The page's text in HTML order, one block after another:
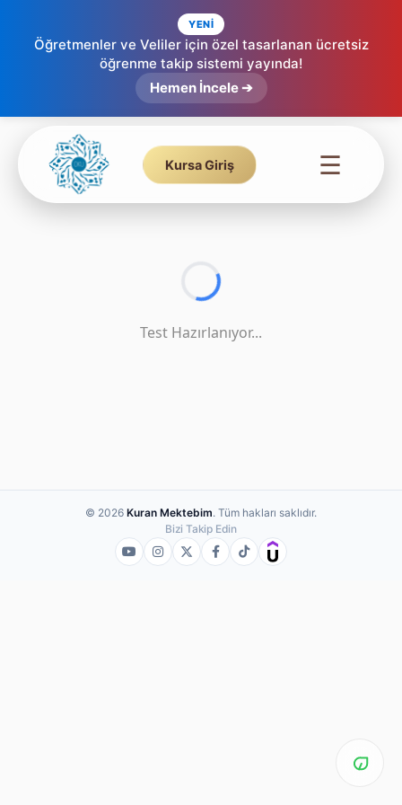
YENİ
Öğretmenler ve Veliler için özel tasarlanan ücretsiz
öğrenme takip sistemi yayında!
Hemen İncele ➔
Kursa Giriş ☰
Tecvid Testi - Tenvin & Sakin Nun -
10
Test Hazırlanıyor...
© 2026 Kuran Mektebim. Tüm hakları saklıdır.
Bizi Takip Edin